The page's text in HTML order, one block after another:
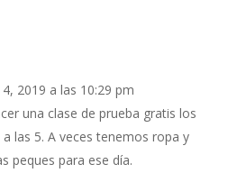
2019 a las 10:29 pm
una clase de prueba gratis los
las 5. A veces tenemos ropa y
peques para ese día.